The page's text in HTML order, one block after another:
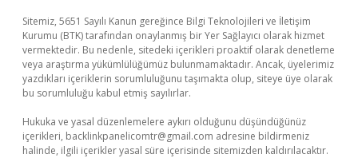
Sitemiz, 5651 Sayılı Kanun gereğince Bilgi Teknolojileri ve İletişim
Kurumu (BTK) tarafından onaylanmış bir Yer Sağlayıcı olarak hizmet
vermektedir. Bu nedenle, sitedeki içerikleri proaktif olarak denetleme
veya araştırma yükümlülüğümüz bulunmamaktadır. Ancak, üyelerimiz
yazdıkları içeriklerin sorumluluğunu taşımakta olup, siteye üye olarak
bu sorumluluğu kabul etmiş sayılırlar.
Hukuka ve yasal düzenlemelere aykırı olduğunu düşündüğünüz
içerikleri, backlinkpanelicomtr@gmail.com adresine bildirmeniz
halinde, ilgili içerikler yasal süre içerisinde sitemizden kaldırılacaktır.